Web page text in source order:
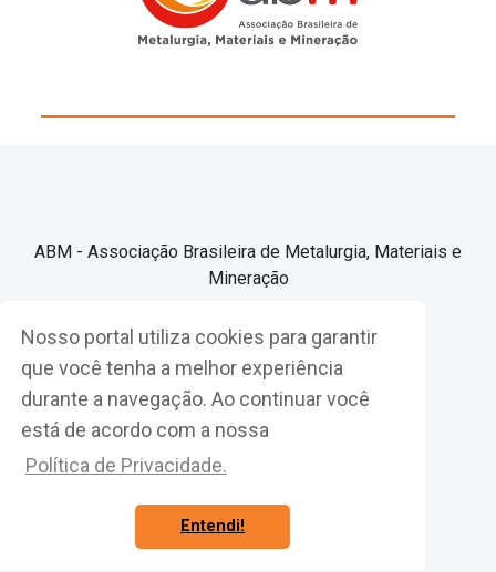
Nosso portal utiliza cookies para garantir
que você tenha a melhor experiência
durante a navegação. Ao continuar você
está de acordo com a nossa
Política de Privacidade.
Entendi!
ABM - Associação Brasileira de Metalurgia, Materiais e
Mineração
Associe-se
Fazer Login